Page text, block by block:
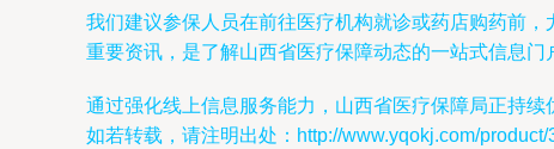
我们建议参保人员在前往医疗机构就诊或药店购药前
重要资讯，是了解山西省医疗保障动态的一站式信息门
通过强化线上信息服务能力，山西省医疗保障局正持
如若转载，请注明出处：http://www.yqokj.com/product/